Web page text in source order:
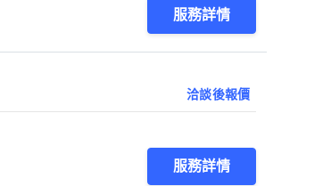
服務詳情
洽談後報價
服務詳情